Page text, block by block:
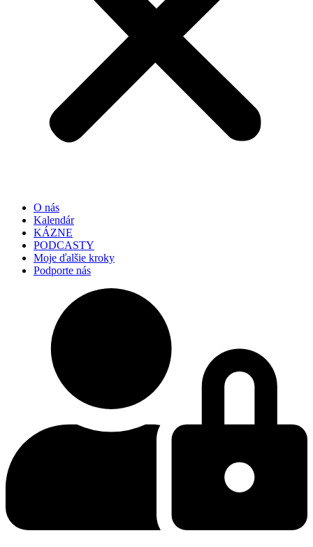
O nás
Kalendár
KÁZNE
PODCASTY
Moje ďalšie kroky
Podporte nás